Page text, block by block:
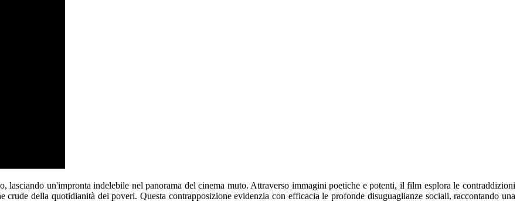
lasciando un'impronta indelebile nel panorama del cinema muto. Attraverso immagini poetiche e potenti, il film esplora le contraddizioni
della quotidianità dei poveri. Questa contrapposizione evidenzia con efficacia le profonde disuguaglianze sociali, raccontando una